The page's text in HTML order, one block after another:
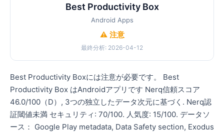
Best Productivity Box
Android Apps
⚠️ 注意
最終分析: 2026-04-12
Best Productivity Boxには注意が必要です。 Best
Productivity Box はAndroidアプリです Nerq信頼スコア
46.0/100（D）, 3つの独立したデータ次元に基づく. Nerq認
証閾値未満 セキュリティ: 70/100. 人気度: 15/100. データソ
ース： Google Play metadata, Data Safety section, Exodus